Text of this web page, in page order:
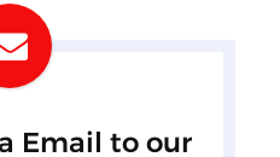
Email to our